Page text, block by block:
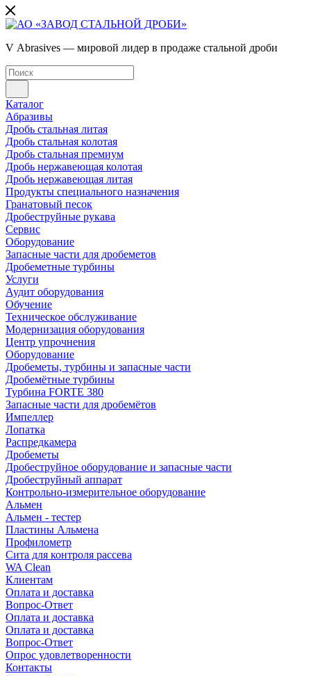
V Abrasives — мировой лидер в продаже стальной дроби
Каталог
Абразивы
Дробь стальная литая
Дробь стальная колотая
Дробь стальная премиум
Дробь нержавеющая колотая
Дробь нержавеющая литая
Продукты специального назначения
Гранатовый песок
Дробеструйные рукава
Сервис
Оборудование
Запасные части для дробеметов
Дробеметные турбины
Услуги
Аудит оборудования
Обучение
Техническое обслуживание
Модернизация оборудования
Центр упрочнения
Оборудование
Дробеметы, турбины и запасные части
Дробемётные турбины
Турбина FORTE 380
Запасные части для дробемётов
Импеллер
Лопатка
Распредкамера
Дробеметы
Дробеструйное оборудование и запасные части
Дробеструйный аппарат
Контрольно-измерительное оборудование
Альмен
Альмен - тестер
Пластины Альмена
Профилометр
Сита для контроля рассева
WA Clean
Клиентам
Оплата и доставка
Вопрос-Ответ
Оплата и доставка
Оплата и доставка
Вопрос-Ответ
Опрос удовлетворенности
Контакты